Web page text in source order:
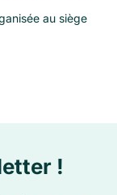
au siège
!